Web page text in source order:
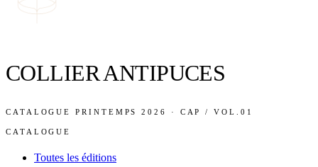
COLLIER ANTIPUCES
CATALOGUE PRINTEMPS 2026 · CAP / VOL.01
CATALOGUE
Toutes les éditions